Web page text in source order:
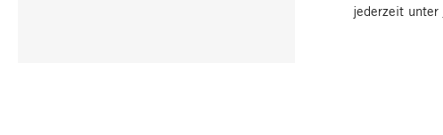
jederzeit unter